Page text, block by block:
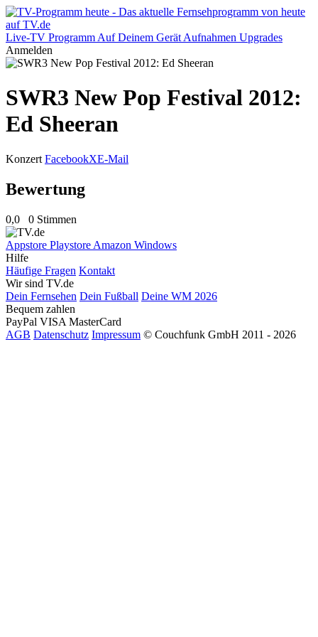
Live-TV Programm Auf Deinem Gerät Aufnahmen Upgrades
Anmelden
SWR3 New Pop Festival 2012:
Ed Sheeran
Konzert FacebookXE-Mail
Bewertung
0,0 0 Stimmen
Appstore Playstore Amazon Windows
Hilfe
Häufige Fragen Kontakt
Wir sind TV.de
Dein Fernsehen Dein Fußball Deine WM 2026
Bequem zahlen
PayPal VISA MasterCard
AGB Datenschutz Impressum © Couchfunk GmbH 2011 - 2026